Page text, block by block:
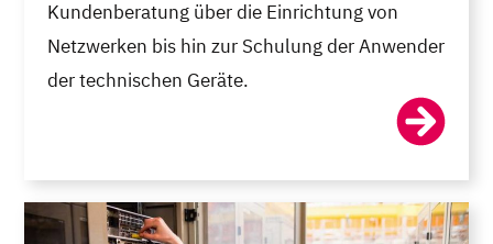
Kundenberatung über die Einrichtung von
Netzwerken bis hin zur Schulung der Anwender
der technischen Geräte.